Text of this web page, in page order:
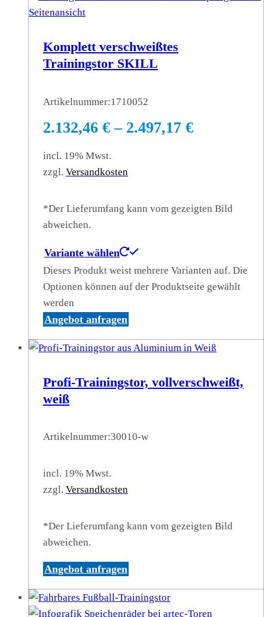
Komplett verschweißtes
Trainingstor SKILL
Artikelnummer:1710052
2.132,46 € – 2.497,17 €
incl. 19% Mwst.
zzgl. Versandkosten
*Der Lieferumfang kann vom gezeigten Bild
abweichen.
Variante wählen
Dieses Produkt weist mehrere Varianten auf. Die
Optionen können auf der Produktseite gewählt
werden
Angebot anfragen
Profi-Trainingstor, vollverschweißt,
weiß
Artikelnummer:30010-w
incl. 19% Mwst.
zzgl. Versandkosten
*Der Lieferumfang kann vom gezeigten Bild
abweichen.
Angebot anfragen